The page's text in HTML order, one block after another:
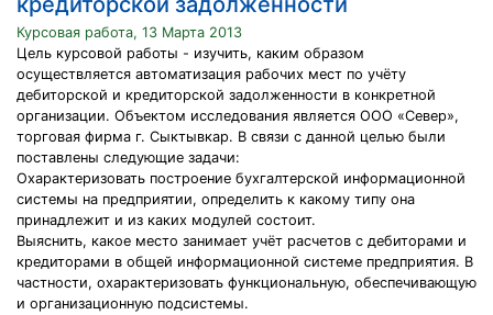
Курсовая работа, 13 Марта 2013
Цель курсовой работы - изучить, каким образом
осуществляется автоматизация рабочих мест по учёту
дебиторской и кредиторской задолженности в конкретной
организации. Объектом исследования является ООО «Север»,
торговая фирма г. Сыктывкар. В связи с данной целью были
поставлены следующие задачи:
Охарактеризовать построение бухгалтерской информационной
системы на предприятии, определить к какому типу она
принадлежит и из каких модулей состоит.
Выяснить, какое место занимает учёт расчетов с дебиторами и
кредиторами в общей информационной системе предприятия. В
частности, охарактеризовать функциональную, обеспечивающую
и организационную подсистемы.